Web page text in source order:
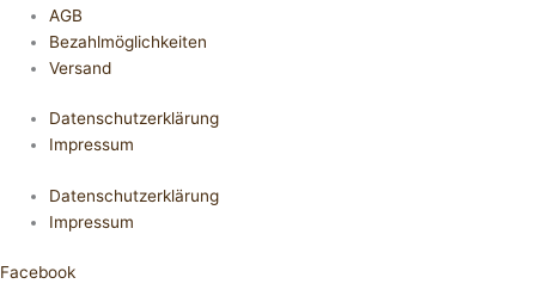
AGB
Bezahlmöglichkeiten
Versand
Datenschutzerklärung
Impressum
Datenschutzerklärung
Impressum
Facebook